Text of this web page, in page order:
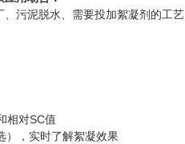
、 污泥脱水、 需要投加絮凝剂的工艺
相对SC值
），实时了解絮凝效果